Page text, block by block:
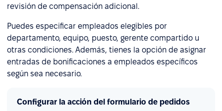
revisión de compensación adicional.
Puedes especificar empleados elegibles por
departamento, equipo, puesto, gerente compartido u
otras condiciones. Además, tienes la opción de asignar
entradas de bonificaciones a empleados específicos
según sea necesario.
Configurar la acción del formulario de pedidos